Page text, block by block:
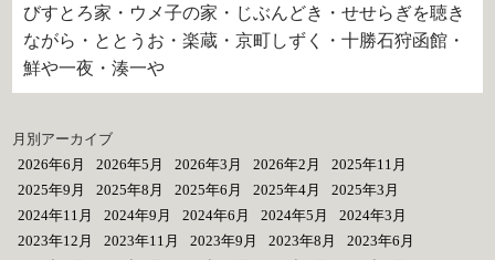
びすとろ家・ウメ子の家・じぶんどき・せせらぎを聴き
ながら・ととうお・楽蔵・京町しずく・十勝石狩函館・
鮮や一夜・湊一や
月別アーカイブ
2026年6月
2026年5月 2026年3月 2026年2月
2025年11月
2025年9月
2025年8月 2025年6月 2025年4月
2025年3月
2024年11月
2024年9月 2024年6月 2024年5月
2024年3月
2023年12月
2023年11月 2023年9月 2023年8月
2023年6月